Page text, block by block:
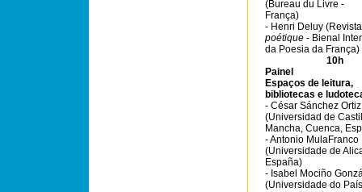
(Bureau du Livre -
França)
- Henri Deluy
poétique - Bienal
da Poesia da França)
10h
Painel
Espaços de leitura,
bibliotecas e
- César Sánchez Ortiz
(Universidad de
Mancha, Cuenca,
- Antonio MulaFranco
(Universidade de
España)
- Isabel Mociño
(Universidade do